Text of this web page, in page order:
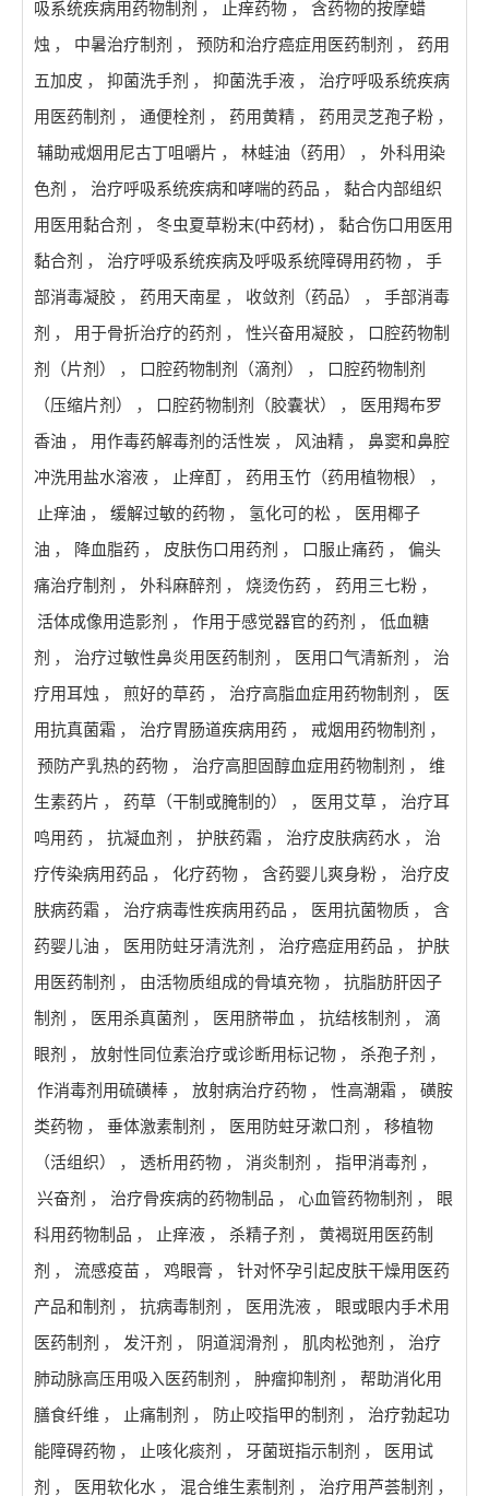
吸系统疾病用药物制剂 ， 止痒药物 ，
含药物的按摩蜡
烛 ， 中暑治疗制剂 ， 预防和治疗癌症用医药制剂 ，
药用
五加皮 ， 抑菌洗手剂 ， 抑菌洗手液 ，
治疗呼吸系统疾病
用医药制剂 ， 通便栓剂 ， 药用黄精 ， 药用灵芝孢子粉 ，
辅助戒烟用尼古丁咀嚼片 ， 林蛙油（药用） ，
外科用染
色剂 ， 治疗呼吸系统疾病和哮喘的药品 ，
黏合内部组织
用医用黏合剂 ， 冬虫夏草粉末(中药材) ，
黏合伤口用医用
黏合剂 ， 治疗呼吸系统疾病及呼吸系统障碍用药物 ，
手
部消毒凝胶 ， 药用天南星 ， 收敛剂（药品） ，
手部消毒
剂 ， 用于骨折治疗的药剂 ， 性兴奋用凝胶 ，
口腔药物制
剂（片剂）
， 口腔药物制剂（滴剂） ，
口腔药物制剂
（压缩片剂）
， 口腔药物制剂（胶囊状） ，
医用羯布罗
香油 ， 用作毒药解毒剂的活性炭 ， 风油精 ，
鼻窦和鼻腔
冲洗用盐水溶液 ， 止痒酊 ， 药用玉竹（药用植物根）
，
止痒油 ， 缓解过敏的药物 ， 氢化可的松 ，
医用椰子
油 ， 降血脂药 ， 皮肤伤口用药剂 ， 口服止痛药 ，
偏头
痛治疗制剂 ， 外科麻醉剂 ， 烧烫伤药 ， 药用三七粉 ，
活体成像用造影剂 ， 作用于感觉器官的药剂 ，
低血糖
剂 ， 治疗过敏性鼻炎用医药制剂 ， 医用口气清新剂 ，
治
疗用耳烛 ， 煎好的草药 ， 治疗高脂血症用药物制剂 ，
医
用抗真菌霜 ， 治疗胃肠道疾病用药 ， 戒烟用药物制剂 ，
预防产乳热的药物 ， 治疗高胆固醇血症用药物制剂 ，
维
生素药片 ， 药草（干制或腌制的） ， 医用艾草 ，
治疗耳
鸣用药 ， 抗凝血剂 ， 护肤药霜 ， 治疗皮肤病药水 ，
治
疗传染病用药品 ， 化疗药物 ， 含药婴儿爽身粉 ，
治疗皮
肤病药霜 ， 治疗病毒性疾病用药品 ， 医用抗菌物质 ，
含
药婴儿油 ， 医用防蛀牙清洗剂 ， 治疗癌症用药品 ，
护肤
用医药制剂 ， 由活物质组成的骨填充物 ，
抗脂肪肝因子
制剂 ， 医用杀真菌剂 ， 医用脐带血 ， 抗结核制剂 ，
滴
眼剂 ， 放射性同位素治疗或诊断用标记物 ， 杀孢子剂 ，
作消毒剂用硫磺棒 ， 放射病治疗药物 ， 性高潮霜 ，
磺胺
类药物 ， 垂体激素制剂 ， 医用防蛀牙漱口剂 ，
移植物
（活组织）
， 透析用药物 ， 消炎制剂 ， 指甲消毒剂 ，
兴奋剂 ， 治疗骨疾病的药物制品 ， 心血管药物制剂 ，
眼
科用药物制品 ， 止痒液 ， 杀精子剂 ，
黄褐斑用医药制
剂 ， 流感疫苗 ， 鸡眼膏 ，
针对怀孕引起皮肤干燥用医药
产品和制剂 ， 抗病毒制剂 ， 医用洗液 ，
眼或眼内手术用
医药制剂 ， 发汗剂 ， 阴道润滑剂 ， 肌肉松弛剂 ，
治疗
肺动脉高压用吸入医药制剂 ， 肿瘤抑制剂 ，
帮助消化用
膳食纤维 ， 止痛制剂 ， 防止咬指甲的制剂 ，
治疗勃起功
能障碍药物 ， 止咳化痰剂 ， 牙菌斑指示制剂 ，
医用试
剂 ， 医用软化水 ， 混合维生素制剂 ， 治疗用芦荟制剂 ，